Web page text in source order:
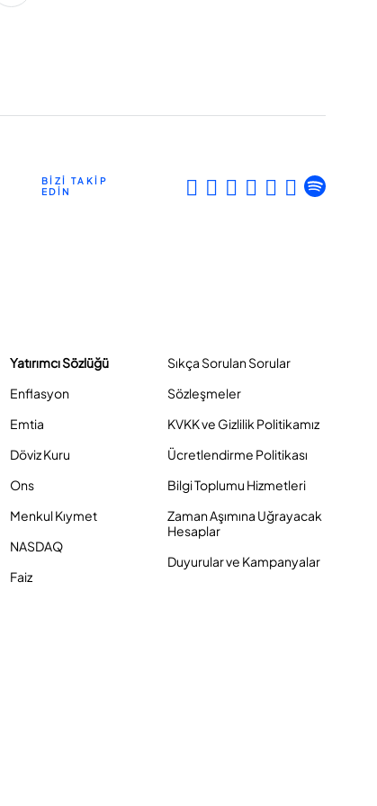
BİZİ TAKİP
EDİN
Yatırımcı Sözlüğü
Enflasyon
Emtia
Döviz Kuru
Ons
Menkul Kıymet
NASDAQ
Faiz
Sıkça Sorulan Sorular
Sözleşmeler
KVKK ve Gizlilik Politikamız
Ücretlendirme Politikası
Bilgi Toplumu Hizmetleri
Zaman Aşımına Uğrayacak
Hesaplar
Duyurular ve Kampanyalar